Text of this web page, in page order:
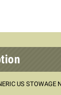
US STOWAGE